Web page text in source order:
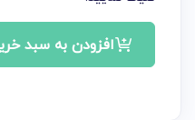
افزودن به سبد